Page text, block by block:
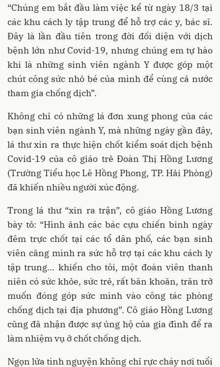
“Chúng em bắt đầu làm việc kể từ ngày 18/3 tại
các khu cách ly tập trung để hỗ trợ các y, bác sĩ.
Đây là lần đầu tiên trong đời đối diện với dịch
bệnh lớn như Covid-19, nhưng chúng em tự hào
khi là những sinh viên ngành Y được góp một
chút công sức nhỏ bé của mình để cùng cả nước
tham gia chống dịch”.
Không chỉ có những lá đơn xung phong của các
bạn sinh viên ngành Y, mà những ngày gần đây,
lá thư xin ra thực hiện chốt kiểm soát dịch bệnh
Covid-19 của cô giáo trẻ Đoàn Thị Hồng Lương
(Trường Tiểu học Lê Hồng Phong, TP. Hải Phòng)
đã khiến nhiều người xúc động.
Trong lá thư “xin ra trận”, cô giáo Hồng Lương
bày tỏ: “Hình ảnh các bác cựu chiến binh ngày
đêm trực chốt tại các tổ dân phố, các bạn sinh
viên căng mình ra sức hỗ trợ tại các khu cách ly
tập trung... khiến cho tôi, một đoàn viên thanh
niên có sức khỏe, sức trẻ, rất băn khoăn, trăn trở
muốn đóng góp sức mình vào công tác phòng
chống dịch tại địa phương”. Cô giáo Hồng Lương
cũng đã nhận được sự ủng hộ của gia đình để ra
làm nhiệm vụ ở chốt chống dịch.
Ngọn lửa tình nguyện không chỉ rực cháy nơi tuổi